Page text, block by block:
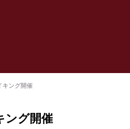
キング開催
ング開催